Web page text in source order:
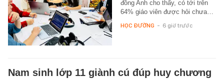
đồng Anh cho thấy, có tới trên
64% giáo viên được hỏi chưa…
HỌC ĐƯỜNG - 6 giờ trước
Nam sinh lớp 11 giành cú đúp huy chương